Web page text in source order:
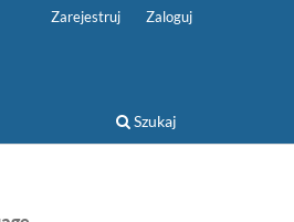
Szukaj
Zarejestruj Zaloguj